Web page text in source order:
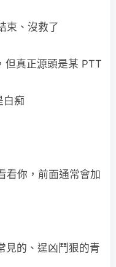
束、沒救了
但真正源頭是某 PTT
白痴
看你，前面通常會加
見的、逞凶鬥狠的青